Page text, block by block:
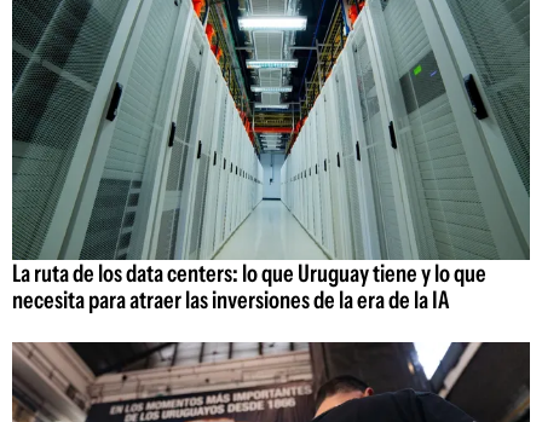
La ruta de los data centers: lo que Uruguay tiene y lo que
necesita para atraer las inversiones de la era de la IA